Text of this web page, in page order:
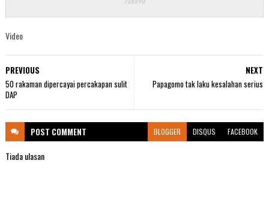
Video
NEXT
Papagomo tak laku kesalahan serius
PREVIOUS
50 rakaman dipercayai percakapan sulit
DAP
POST COMMENT BLOGGER DISQUS FACEBOOK
Tiada ulasan